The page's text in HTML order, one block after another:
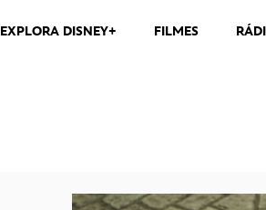
EXPLORA DISNEY+ FILMES